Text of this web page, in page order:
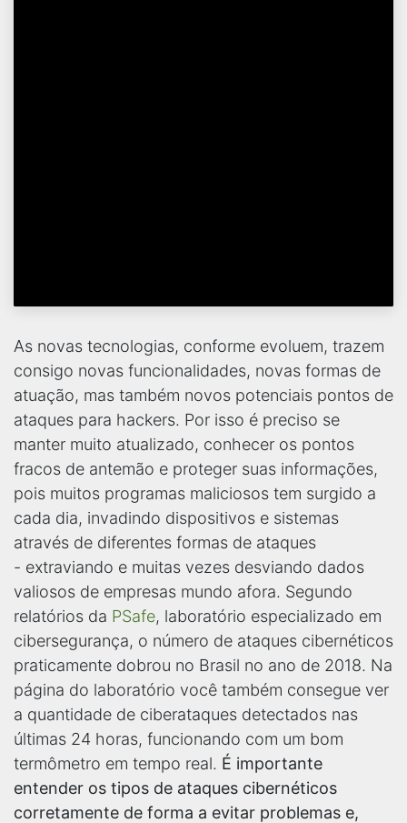
As novas tecnologias, conforme evoluem, trazem
consigo novas funcionalidades, novas formas de
atuação, mas também novos potenciais pontos de
ataques para hackers. Por isso é preciso se
manter muito atualizado, conhecer os pontos
fracos de antemão e proteger suas informações,
pois muitos programas maliciosos tem surgido a
cada dia, invadindo dispositivos e sistemas
através de diferentes formas de ataques
- extraviando e muitas vezes desviando dados
valiosos de empresas mundo afora. Segundo
relatórios da PSafe, laboratório especializado em
cibersegurança, o número de ataques cibernéticos
praticamente dobrou no Brasil no ano de 2018. Na
página do laboratório você também consegue ver
a quantidade de ciberataques detectados nas
últimas 24 horas, funcionando com um bom
termômetro em tempo real. É importante
entender os tipos de ataques cibernéticos
corretamente de forma a evitar problemas e,